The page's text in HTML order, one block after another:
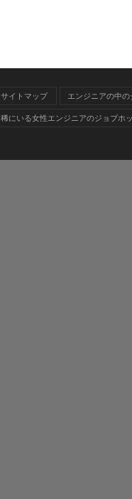
サイトマップ エンジニアの中
稀にいる女性エンジニアのジョブホ